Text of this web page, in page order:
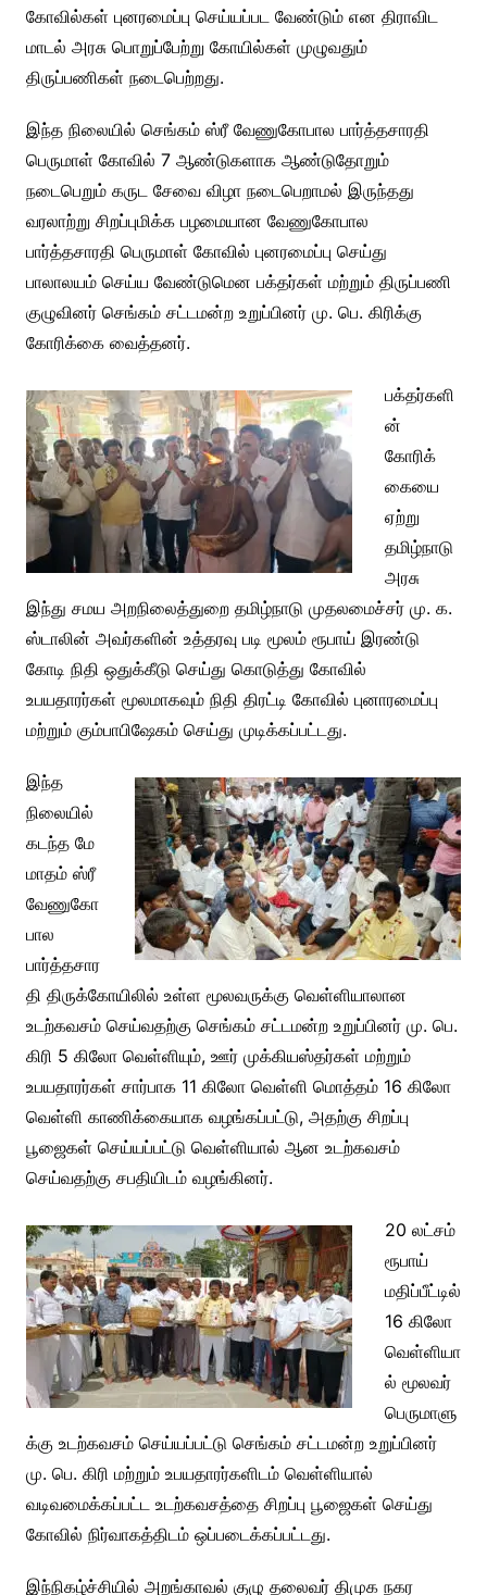
கோவில்கள் புனரமைப்பு செய்யப்பட வேண்டும் என திராவிட
மாடல் அரசு பொறுப்பேற்று கோயில்கள் முழுவதும்
திருப்பணிகள் நடைபெற்றது.
இந்த நிலையில் செங்கம் ஸ்ரீ வேணுகோபால பார்த்தசாரதி
பெருமாள் கோவில் 7 ஆண்டுகளாக ஆண்டுதோறும்
நடைபெறும் கருட சேவை விழா நடைபெறாமல் இருந்தது
வரலாற்று சிறப்புமிக்க பழமையான வேணுகோபால
பார்த்தசாரதி பெருமாள் கோவில் புனரமைப்பு செய்து
பாலாலயம் செய்ய வேண்டுமென பக்தர்கள் மற்றும் திருப்பணி
குழுவினர் செங்கம் சட்டமன்ற உறுப்பினர் மு. பெ. கிரிக்கு
கோரிக்கை வைத்தனர்.
பக்தர்களி
ன்
கோரிக்
கையை
ஏற்று
தமிழ்நாடு
அரசு
இந்து சமய அறநிலைத்துறை தமிழ்நாடு முதலமைச்சர் மு. க.
ஸ்டாலின் அவர்களின் உத்தரவு படி மூலம் ரூபாய் இரண்டு
கோடி நிதி ஒதுக்கீடு செய்து கொடுத்து கோவில்
உபயதாரர்கள் மூலமாகவும் நிதி திரட்டி கோவில் புனாரமைப்பு
மற்றும் கும்பாபிஷேகம் செய்து முடிக்கப்பட்டது.
இந்த
நிலையில்
கடந்த மே
மாதம் ஸ்ரீ
வேணுகோ
பால
பார்த்தசார
தி திருக்கோயிலில் உள்ள மூலவருக்கு வெள்ளியாலான
உடற்கவசம் செய்வதற்கு செங்கம் சட்டமன்ற உறுப்பினர் மு. பெ.
கிரி 5 கிலோ வெள்ளியும், ஊர் முக்கியஸ்தர்கள் மற்றும்
உபயதாரர்கள் சார்பாக 11 கிலோ வெள்ளி மொத்தம் 16 கிலோ
வெள்ளி காணிக்கையாக வழங்கப்பட்டு, அதற்கு சிறப்பு
பூஜைகள் செய்யப்பட்டு வெள்ளியால் ஆன உடற்கவசம்
செய்வதற்கு சபதியிடம் வழங்கினர்.
20 லட்சம்
ரூபாய்
மதிப்பீட்டில்
16 கிலோ
வெள்ளியா
ல் மூலவர்
பெருமாளு
க்கு உடற்கவசம் செய்யப்பட்டு செங்கம் சட்டமன்ற உறுப்பினர்
மு. பெ. கிரி மற்றும் உபயதாரர்களிடம் வெள்ளியால்
வடிவமைக்கப்பட்ட உடற்கவசத்தை சிறப்பு பூஜைகள் செய்து
கோவில் நிர்வாகத்திடம் ஒப்படைக்கப்பட்டது.
இந்நிகழ்ச்சியில் அறங்காவல் குழு தலைவர் திமுக நகர